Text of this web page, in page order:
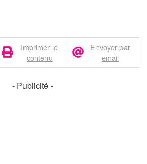
Imprimer le
contenu
Envoyer par
email
- Publicité -